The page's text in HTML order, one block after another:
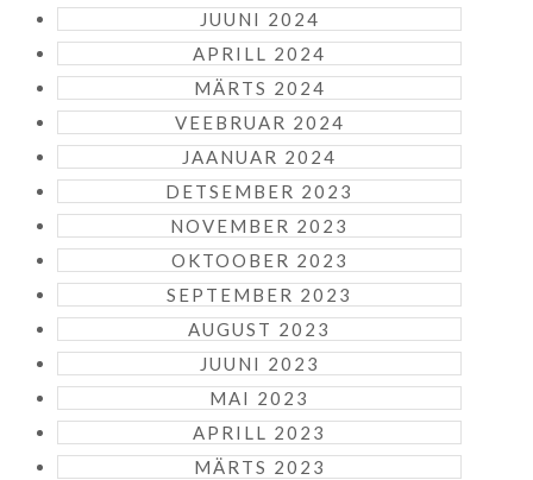
JUUNI 2024
APRILL 2024
MÄRTS 2024
VEEBRUAR 2024
JAANUAR 2024
DETSEMBER 2023
NOVEMBER 2023
OKTOOBER 2023
SEPTEMBER 2023
AUGUST 2023
JUUNI 2023
MAI 2023
APRILL 2023
MÄRTS 2023